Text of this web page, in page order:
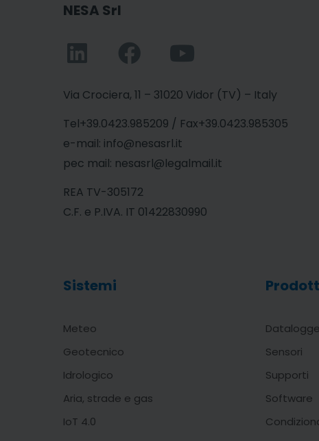
NESA Srl
Via Crociera, 11 – 31020 Vidor (TV) – Italy
Tel+39.0423.985209 / Fax+39.0423.985305
e-mail: info@nesasrl.it
pec mail: nesasrl@legalmail.it
REA TV-305172
C.F. e P.IVA. IT 01422830990
Sistemi
Meteo
Geotecnico
Idrologico
Aria, strade e gas
IoT 4.0
Sensori
Supporti
Software